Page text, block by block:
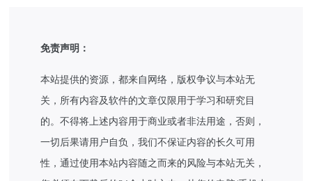
免责声明：
本站提供的资源，都来自网络，版权争议与本站无
关，所有内容及软件的文章仅限用于学习和研究目
的。不得将上述内容用于商业或者非法用途，否则，
一切后果请用户自负，我们不保证内容的长久可用
性，通过使用本站内容随之而来的风险与本站无关，